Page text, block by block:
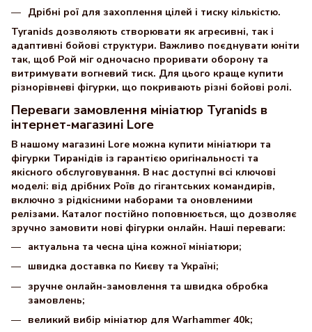
Дрібні рої для захоплення цілей і тиску кількістю.
Tyranids дозволяють створювати як агресивні, так і
адаптивні бойові структури. Важливо поєднувати юніти
так, щоб Рой міг одночасно проривати оборону та
витримувати вогневий тиск. Для цього краще купити
різнорівневі фігурки, що покривають різні бойові ролі.
Переваги замовлення мініатюр Tyranids в
інтернет-магазині Lore
В нашому магазині Lore можна купити мініатюри та
фігурки Тиранідів із гарантією оригінальності та
якісного обслуговування. В нас доступні всі ключові
моделі: від дрібних Роїв до гігантських командирів,
включно з рідкісними наборами та оновленими
релізами. Каталог постійно поповнюється, що дозволяє
зручно замовити нові фігурки онлайн. Наші переваги:
актуальна та чесна ціна кожної мініатюри;
швидка доставка по Києву та Україні;
зручне онлайн-замовлення та швидка обробка
замовлень;
великий вибір мініатюр для Warhammer 40k;